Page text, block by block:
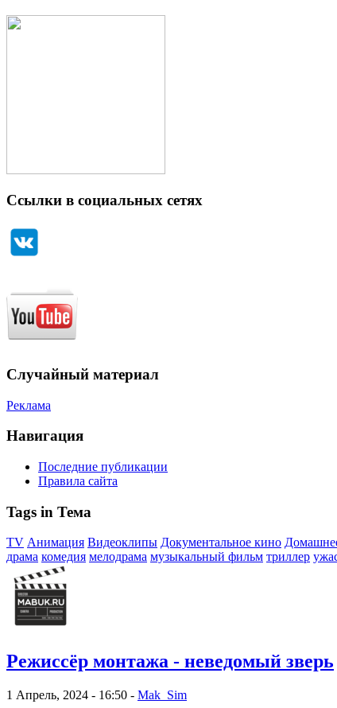
Ссылки в социальных сетях
Случайный материал
Реклама
Навигация
Последние публикации
Правила сайта
Tags in Тема
TV Анимация Видеоклипы Документальное кино
драма комедия мелодрама музыкальный фильм триллер
Режиссёр монтажа - неведомый зверь
1 Апрель, 2024 - 16:50 - Mak_Sim